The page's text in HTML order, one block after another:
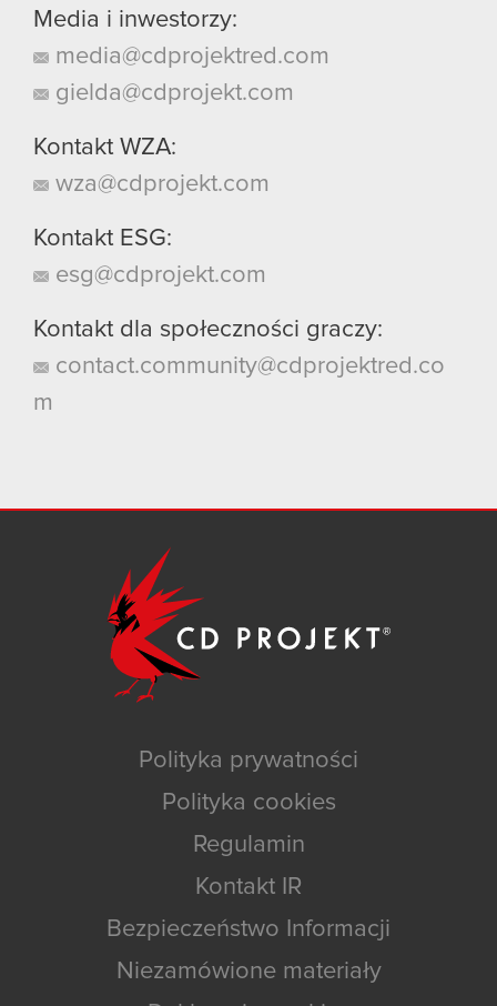
Media i inwestorzy:
media@cdprojektred.com
gielda@cdprojekt.com
Kontakt WZA:
wza@cdprojekt.com
Kontakt ESG:
esg@cdprojekt.com
Kontakt dla społeczności graczy:
contact.community@cdprojektred.co
m
Polityka prywatności
Polityka cookies
Regulamin
Kontakt IR
Bezpieczeństwo Informacji
Niezamówione materiały